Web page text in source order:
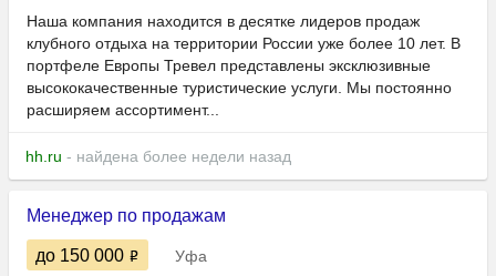
Наша компания находится в десятке лидеров продаж
клубного отдыха на территории России уже более 10 лет. В
портфеле Европы Тревел представлены эксклюзивные
высококачественные туристические услуги. Мы постоянно
расширяем ассортимент...
hh.ru - найдена более недели назад
Менеджер по продажам
до 150 000
Уфа